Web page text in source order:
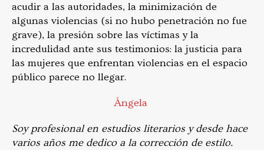
acudir a las autoridades, la minimización de
algunas violencias (si no hubo penetración no fue
grave), la presión sobre las víctimas y la
incredulidad ante sus testimonios: la justicia para
las mujeres que enfrentan violencias en el espacio
público parece no llegar.
Ángela
Soy profesional en estudios literarios y desde hace
varios años me dedico a la corrección de estilo.